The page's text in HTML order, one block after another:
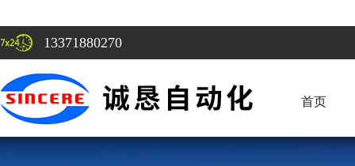
13371880270
首页